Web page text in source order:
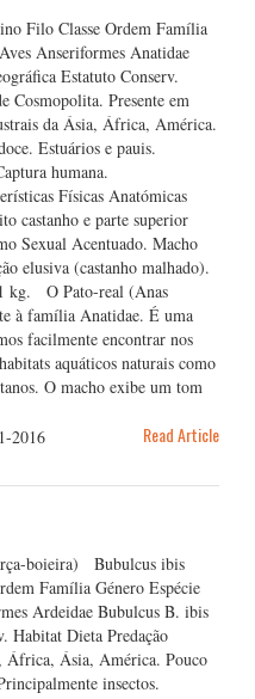
Filo Classe Ordem Família
Anseriformes Anatidae
Estatuto Conserv.
Cosmopolita. Presente em
da Ásia, África, América.
Estuários e pauis.
humana.
Físicas Anatómicas
castanho e parte superior
Sexual Acentuado. Macho
elusiva (castanho malhado).
kg. O Pato-real (Anas
à família Anatidae. É uma
facilmente encontrar nos
aquáticos naturais como
O macho exibe um tom
2016 Read Article
boieira) Bubulcus ibis
Família Género Espécie
Ardeidae Bubulcus B. ibis
Habitat Dieta Predação
África, Ásia, América. Pouco
insectos.